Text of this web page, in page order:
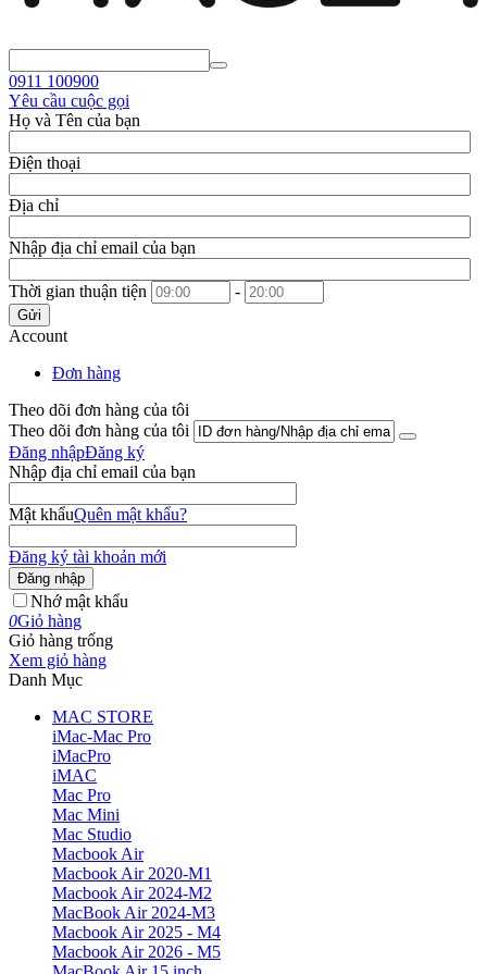
0911 100900
Yêu cầu cuộc gọi
Họ và Tên của bạn
Điện thoại
Địa chỉ
Nhập địa chỉ email của bạn
Thời gian thuận tiện -
Gửi
Account
Đơn hàng
Theo dõi đơn hàng của tôi
Theo dõi đơn hàng của tôi
Đăng nhậpĐăng ký
Nhập địa chỉ email của bạn
Mật khẩuQuên mật khẩu?
Đăng ký tài khoản mới
Đăng nhập
Nhớ mật khẩu
0Giỏ hàng
Giỏ hàng trống
Xem giỏ hàng
Danh Mục
MAC STORE
iMac-Mac Pro
iMacPro
iMAC
Mac Pro
Mac Mini
Mac Studio
Macbook Air
Macbook Air 2020-M1
Macbook Air 2024-M2
MacBook Air 2024-M3
Macbook Air 2025 - M4
Macbook Air 2026 - M5